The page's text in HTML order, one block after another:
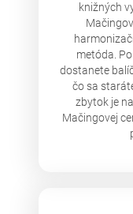
knižných
metóda.
dostanete
čo sa
zbytok je
Mačingovej